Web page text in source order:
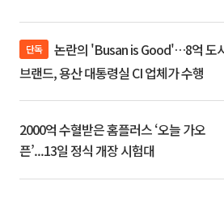
단독
브랜드, 용산 대통령실 CI 업체가 수행
2000억 수혈받은 홈플러스 ‘오늘 가오
픈’...13일 정식 개장 시험대